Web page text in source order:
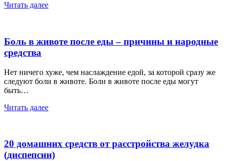
Читать далее
Боль в животе после еды – причины и народные
средства
Нет ничего хуже, чем наслаждение едой, за которой сразу же
следуют боли в животе. Боли в животе после еды могут
быть…
Читать далее
20 домашних средств от расстройства желудка
(диспепсии)